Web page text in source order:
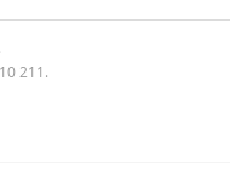
211.